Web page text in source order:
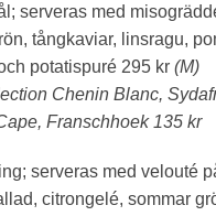
serveras med
tångkaviar, linsragu,
potatispuré 295 kr (M)
Chenin Blanc,
Franschhoek 135 kr
serveras med velouté
citrongelé, sommar